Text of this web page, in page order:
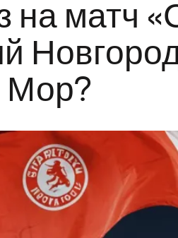
на матч
Мор?